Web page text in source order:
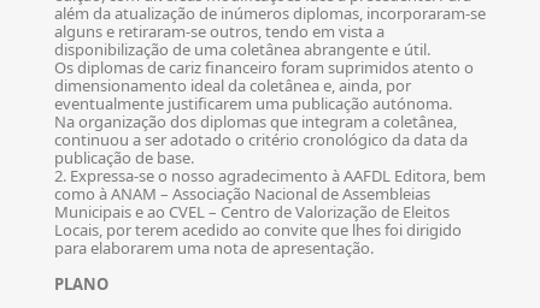
além da atualização de inúmeros diplomas, incorporaram-se
alguns e retiraram-se outros, tendo em vista a
disponibilização de uma coletânea abrangente e útil.
Os diplomas de cariz financeiro foram suprimidos atento o
dimensionamento ideal da coletânea e, ainda, por
eventualmente justificarem uma publicação autónoma.
Na organização dos diplomas que integram a coletânea,
continuou a ser adotado o critério cronológico da data da
publicação de base.
2. Expressa-se o nosso agradecimento à AAFDL Editora, bem
como à ANAM – Associação Nacional de Assembleias
Municipais e ao CVEL – Centro de Valorização de Eleitos
Locais, por terem acedido ao convite que lhes foi dirigido
para elaborarem uma nota de apresentação.
PLANO